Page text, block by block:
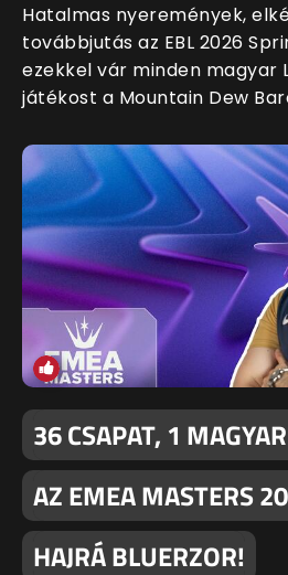
Hatalmas nyeremények,
továbbjutás az EBL 2026
ezekkel vár minden magyar
játékost a Mountain Dew
36 CSAPAT, 1
AZ EMEA MASTERS
HAJRÁ BLUERZOR!